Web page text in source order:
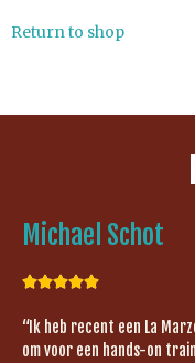
Return to shop
Michael Schot

“Ik heb recent een La
om voor een hands-on